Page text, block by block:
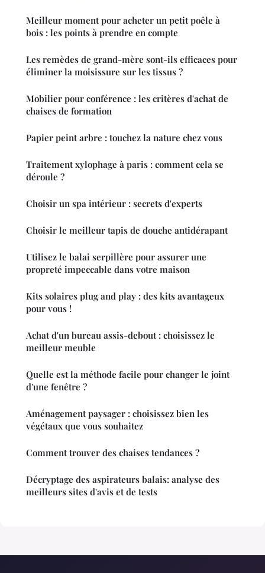
Meilleur moment pour acheter un petit poêle à
bois : les points à prendre en compte
Les remèdes de grand-mère sont-ils efficaces pour
éliminer la moisissure sur les tissus ?
Mobilier pour conférence : les critères d'achat de
chaises de formation
Papier peint arbre : touchez la nature chez vous
Traitement xylophage à paris : comment cela se
déroule ?
Choisir un spa intérieur : secrets d'experts
Choisir le meilleur tapis de douche antidérapant
Utilisez le balai serpillère pour assurer une
propreté impeccable dans votre maison
Kits solaires plug and play : des kits avantageux
pour vous !
Achat d'un bureau assis-debout : choisissez le
meilleur meuble
Quelle est la méthode facile pour changer le joint
d'une fenêtre ?
Aménagement paysager : choisissez bien les
végétaux que vous souhaitez
Comment trouver des chaises tendances ?
Décryptage des aspirateurs balais: analyse des
meilleurs sites d'avis et de tests